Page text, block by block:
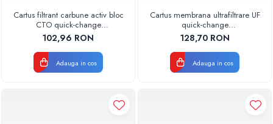
Cartus filtrant carbune activ bloc
CTO quick-change
AQUA07010411000 Aquapur
Valhoh Valrom
102,96 RON
Adauga in cos
Cartus membrana ultrafiltrare UF
quick-change
AQUA08000011001 Aquapur
Valhoh Valrom
128,70 RON
Adauga in cos